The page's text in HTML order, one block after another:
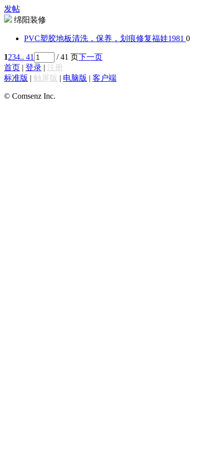
发帖
绵阳装修
PVC塑胶地板清洗，保养，划痕修复福娃1981 0
1234.. 41 / 41 页下一页
首页 | 登录 | 注册
标准版 | 触屏版 | 电脑版 | 客户端
© Comsenz Inc.